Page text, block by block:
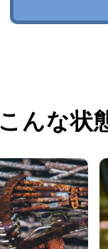
こんな状